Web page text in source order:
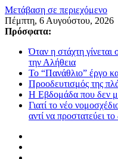
Μετάβαση σε περιεχόμενο
Πέμπτη, 6 Αυγούστου, 2026
Πρόσφατα:
Όταν η στάχτη
την Αλήθεια
Το “Πανάθλιο” έργο
Προοδευτισμός της
Η Εβδομάδα που δεν
Γιατί το νέο
αντί να προστατεύει